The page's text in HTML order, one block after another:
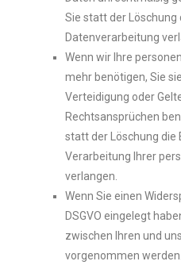
Sie statt der Löschung
Datenverarbeitung
Wenn wir Ihre
mehr benötigen, Sie
Verteidigung oder
Rechtsansprüchen
statt der Löschung die
Verarbeitung Ihrer
verlangen.
Wenn Sie einen
DSGVO eingelegt
zwischen Ihren und
vorgenommen